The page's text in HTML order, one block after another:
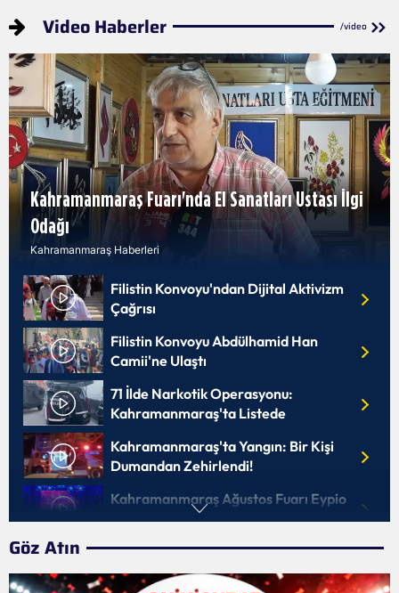
Video Haberler /video
Kahramanmaraş Fuarı'nda El Sanatları Ustası İlgi
Odağı
Kahramanmaraş Haberleri
Filistin Konvoyu'ndan Dijital Aktivizm
Çağrısı
Filistin Konvoyu Abdülhamid Han
Camii'ne Ulaştı
71 İlde Narkotik Operasyonu:
Kahramanmaraş'ta Listede
Kahramanmaraş'ta Yangın: Bir Kişi
Dumandan Zehirlendi!
Kahramanmaraş Ağustos Fuarı Eypio
Konseriyle Başladı
İstiklalspor Yeni Sezonun Startını
Verdi
Göz Atın